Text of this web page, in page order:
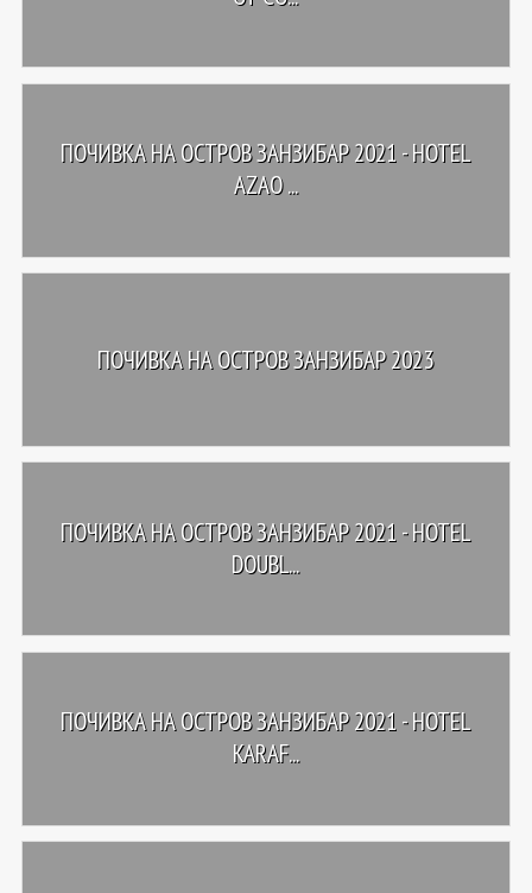
ПОЧИВКА НА ОСТРОВ ЗАНЗИБАР 2021 - HOTEL
AZAO ...
ПОЧИВКА НА ОСТРОВ ЗАНЗИБАР 2023
ПОЧИВКА НА ОСТРОВ ЗАНЗИБАР 2021 - HOTEL
DOUBL...
ПОЧИВКА НА ОСТРОВ ЗАНЗИБАР 2021 - HOTEL
KARAF...